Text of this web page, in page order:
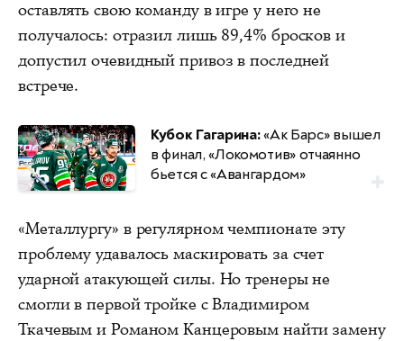
оставлять свою команду в игре у него не
получалось: отразил лишь 89,4% бросков и
допустил очевидный привоз в последней
встрече.
Кубок Гагарина:«Ак Барс» вышел
в финал, «Локомотив» отчаянно
бьется с «Авангардом»
«Металлургу» в регулярном чемпионате эту
проблему удавалось маскировать за счет
ударной атакующей силы. Но тренеры не
смогли в первой тройке с Владимиром
Ткачевым и Романом Канцеровым найти замену